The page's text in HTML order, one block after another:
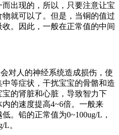
出现的，所以，只要注意让宝
就可以了。但是，当铜的值过
。因此，一般在正常值的中间
人的神经系统造成损伤，使
等症状，干扰宝宝的骨骼和造
的肾脏和心脏，导致智力下
的速度提高4~6倍。一般来
。铅的正常值为0~100ug/L，
。